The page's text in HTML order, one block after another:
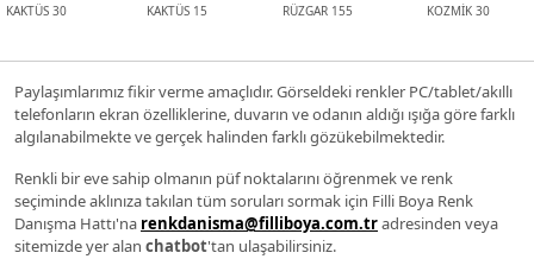
KAKTÜS 30 KAKTÜS 15 RÜZGAR 155 KOZMİK 30
Paylaşımlarımız fikir verme amaçlıdır. Görseldeki renkler PC/tablet/akıllı
telefonların ekran özelliklerine, duvarın ve odanın aldığı ışığa göre farklı
algılanabilmekte ve gerçek halinden farklı gözükebilmektedir.
Renkli bir eve sahip olmanın püf noktalarını öğrenmek ve renk
seçiminde aklınıza takılan tüm soruları sormak için Filli Boya Renk
Danışma Hattı'na renkdanisma@filliboya.com.tradresinden veya
sitemizde yer alan chatbot'tan ulaşabilirsiniz.